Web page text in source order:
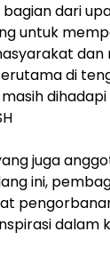
bagian dari
untuk
di
juga
ini,
dalam